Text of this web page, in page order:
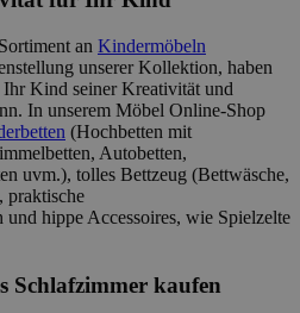
an Kindermöbeln
unserer Kollektion, haben
Kind seiner Kreativität und
In unserem Möbel Online-Shop
(Hochbetten mit
Autobetten,
uvm.), tolles Bettzeug (Bettwäsche,
praktische
hippe Accessoires, wie Spielzelte
Schlafzimmer kaufen